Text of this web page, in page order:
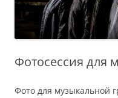
Фотосессия для
Фото для музыкальной